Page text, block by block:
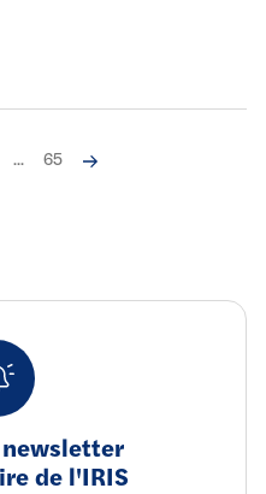
... 65 Suivant
newsletter
de l'IRIS